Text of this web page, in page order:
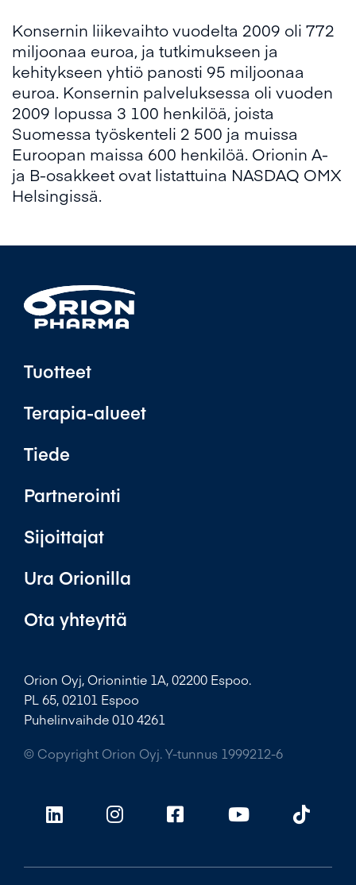
Konsernin liikevaihto vuodelta 2009 oli 772
miljoonaa euroa, ja tutkimukseen ja
kehitykseen yhtiö panosti 95 miljoonaa
euroa. Konsernin palveluksessa oli vuoden
2009 lopussa 3 100 henkilöä, joista
Suomessa työskenteli 2 500 ja muissa
Euroopan maissa 600 henkilöä. Orionin A-
ja B-osakkeet ovat listattuina NASDAQ OMX
Helsingissä.
Tuotteet
Terapia-alueet
Tiede
Partnerointi
Sijoittajat
Ura Orionilla
Ota yhteyttä
Orion Oyj, Orionintie 1A, 02200 Espoo.
PL 65, 02101 Espoo
Puhelinvaihde 010 4261
© Copyright Orion Oyj. Y-tunnus 1999212-6